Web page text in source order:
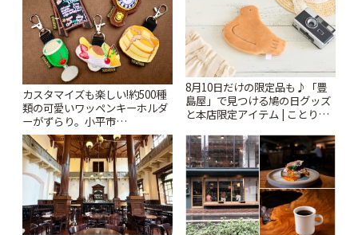
カスタマイズも楽しい!約500種
類の可愛いワッペンキーホルダ
ーがずらり。小平市
「Kimamaya T&K」 | ことりっ
ぷ
8月10日だけの限定品も♪「豊
島屋」で見つける鳩の日グッズ
と本店限定アイテム | ことりっ